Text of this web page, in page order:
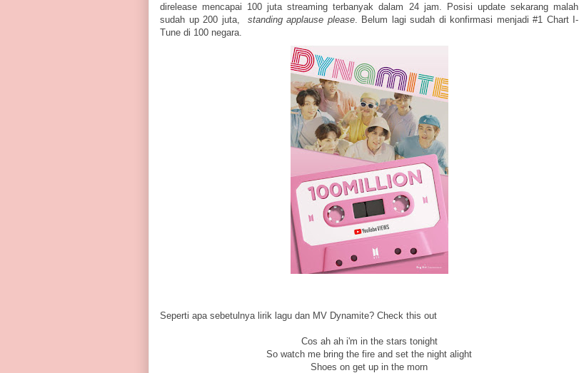
direlease mencapai 100 juta streaming terbanyak dalam 24 jam. Posisi update sekarang malah
sudah up 200 juta, standing applause please. Belum lagi sudah di konfirmasi menjadi #1 Chart I-
Tune di 100 negara.
Seperti apa sebetulnya lirik lagu dan MV Dynamite? Check this out
Cos ah ah i'm in the stars tonight
So watch me bring the fire and set the night alight
Shoes on get up in the morn